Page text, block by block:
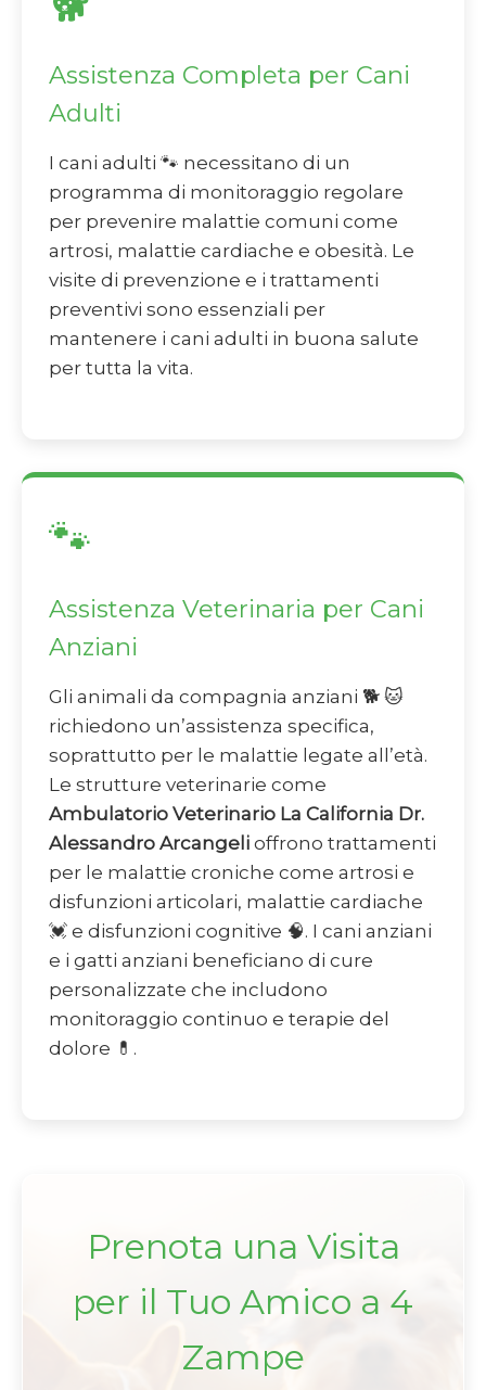
Assistenza Completa per Cani
Adulti
I cani adulti 🐾 necessitano di un
programma di monitoraggio regolare
per prevenire malattie comuni come
artrosi, malattie cardiache e obesità. Le
visite di prevenzione e i trattamenti
preventivi sono essenziali per
mantenere i cani adulti in buona salute
per tutta la vita.
🐾
Assistenza Veterinaria per Cani
Anziani
Gli animali da compagnia anziani 🐕 🐱
richiedono un’assistenza specifica,
soprattutto per le malattie legate all’età.
Le strutture veterinarie come
Ambulatorio Veterinario La California Dr.
Alessandro Arcangeli offrono trattamenti
per le malattie croniche come artrosi e
disfunzioni articolari, malattie cardiache
💓 e disfunzioni cognitive 🧠. I cani anziani
e i gatti anziani beneficiano di cure
personalizzate che includono
monitoraggio continuo e terapie del
dolore 💊.
Prenota una Visita
per il Tuo Amico a 4
Zampe